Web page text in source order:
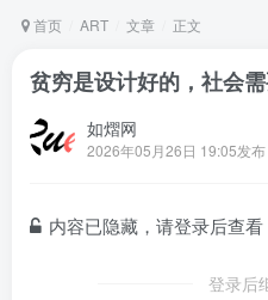
首页 ART 文章 正文
贫穷是设计好的，社会
如熠网
2026年05月26日 19:05发布
内容已隐藏，请登录后查看
登录后